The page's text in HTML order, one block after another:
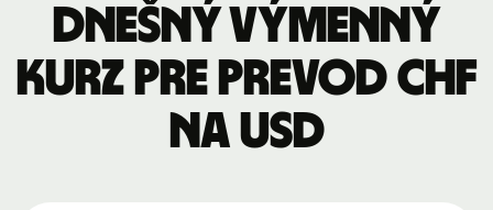
Dnešný výmenný
kurz pre prevod CHF
na USD